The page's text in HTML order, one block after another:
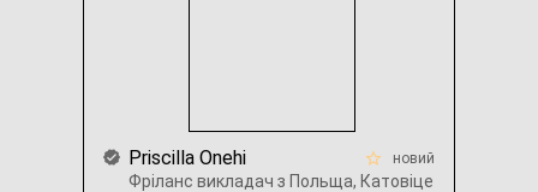
Priscilla Onehi
Фріланс викладач з Польща, Катовіце
новий